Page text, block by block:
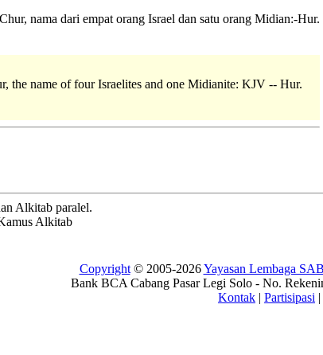
nama dari empat orang Israel dan satu orang Midian:-Hur.
the name of four Israelites and one Midianite: KJV -- Hur.
Alkitab paralel.
Alkitab
Copyright© 2005-2026Yayasan Lembaga
Bank BCA Cabang Pasar Legi Solo - No.
Kontak | Partisipasi |